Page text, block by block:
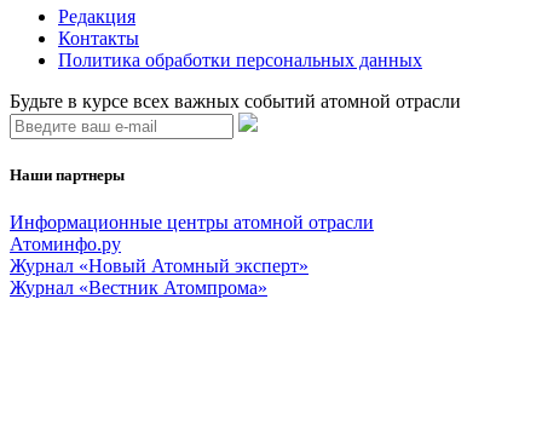
Редакция
Контакты
Политика обработки персональных данных
Будьте в курсе всех важных событий атомной отрасли
Наши партнеры
Информационные центры атомной отрасли
Атоминфо.ру
Журнал «Новый Атомный эксперт»
Журнал «Вестник Атомпрома»